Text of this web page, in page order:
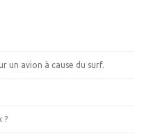
avion à cause du surf.
?